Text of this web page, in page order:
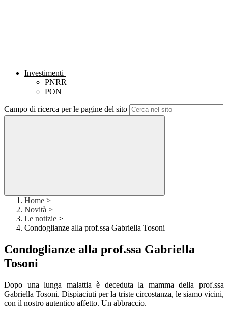
Investimenti
PNRR
PON
Campo di ricerca per le pagine del sito
Home >
Novità >
Le notizie >
Condoglianze alla prof.ssa Gabriella Tosoni
Condoglianze alla prof.ssa Gabriella
Tosoni
Dopo una lunga malattia è deceduta la mamma della prof.ssa
Gabriella Tosoni.Dispiaciuti per la triste circostanza, le siamo vicini,
con il nostro autentico affetto. Un abbraccio.